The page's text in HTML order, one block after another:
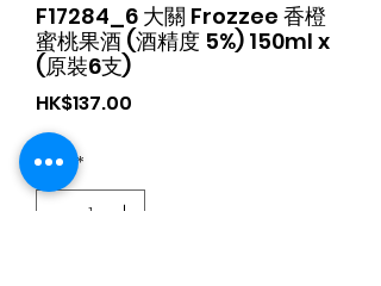
F17284_6 大關 Frozzee 香橙
蜜桃果酒 (酒精度 5%) 150ml x
(原裝6支)
HK$137.00
數量 *